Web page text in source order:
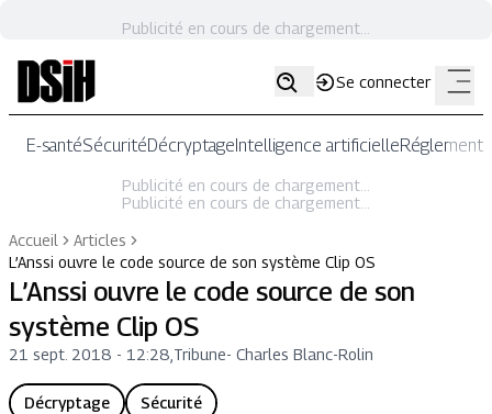
Publicité en cours de chargement...
Se connecter
E-santéSécuritéDécryptageIntelligence artificielle
Publicité en cours de chargement...
Publicité en cours de chargement...
Accueil
Articles
L’Anssi ouvre le code source de son système Clip OS
L’Anssi ouvre le code source de son
système Clip OS
21 sept. 2018 - 12:28 Tribune- Charles Blanc-Rolin
Décryptage Sécurité